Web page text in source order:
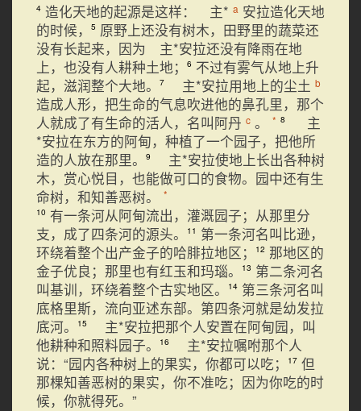
4 造化天地的起源是这样： 主* a 安拉造化天地
的时候，
5 原野上还没有树木，田野里的蔬菜还
没有长起来，因为 主*安拉还没有降雨在地
上，也没有人耕种土地；
6 不过有雾气从地上升
起，滋润整个大地。
7 主*安拉用地上的尘土 b
造成人形，把生命的气息吹进他的鼻孔里，那个
人就成了有生命的活人，名叫阿丹 c 。 * 8
主
*安拉在东方的阿甸，种植了一个园子，把他所
造的人放在那里。
9
主*安拉使地上长出各种树
木，赏心悦目，也能做可口的食物。园中还有生
命树，和知善恶树。
*
10 有一条河从阿甸流出，灌溉园子；从那里分
支，成了四条河的源头。
11 第一条河名叫比逊，
环绕着整个出产金子的哈腓拉地区；
12 那地区的
金子优良；那里也有红玉和玛瑙。
13 第二条河名
叫基训，环绕着整个古实地区。
14 第三条河名叫
底格里斯，流向亚述东部。第四条河就是幼发拉
底河。
15
主*安拉把那个人安置在阿甸园，叫
他耕种和照料园子。
16
主*安拉嘱咐那个人
说：“园内各种树上的果实，你都可以吃；
17 但
那棵知善恶树的果实，你不准吃；因为你吃的时
候，你就得死。”